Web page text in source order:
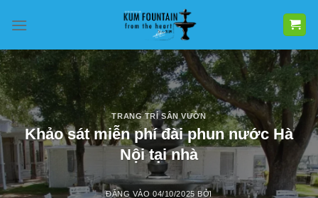
qua
dung
TRANG TRÍ SÂN VƯỜN
Khảo sát miễn phí đài phun nước Hà
Nội tại nhà
ĐĂNG VÀO04/10/2025 BỞI